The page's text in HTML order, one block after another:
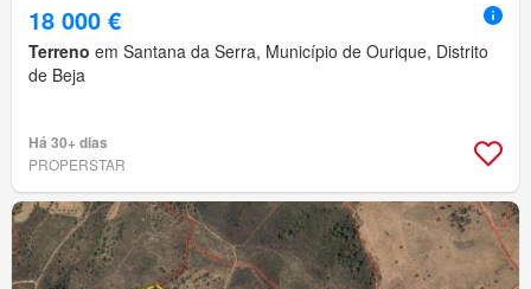
18 000 €
Terreno em Santana da Serra, Município de Ourique, Distrito
de Beja
Há 30+ dias
PROPERSTAR